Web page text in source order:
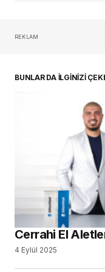
REKLAM
BUNLAR DA İLGİNİZİ
Cerrahi El
4 Eylül 2025